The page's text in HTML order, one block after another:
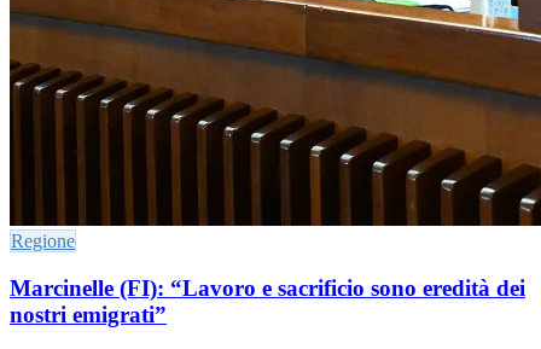
Regione
Marcinelle (FI): “Lavoro e sacrificio sono eredità dei
nostri emigrati”